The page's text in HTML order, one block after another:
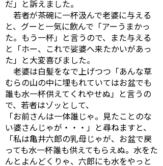
だ」と訴えました。
若者が茶碗に一杯汲んで老婆に与える
と、グーと一気に飲んで「アーうまかっ
た。もう一杯」と言うので、また与える
と「ホー、これで娑婆へ来たかいがあっ
た」と大変喜びました。
老婆は白髪をなで上げつつ「あんな草
むらの山の中に埋もれていてはお盆でも
誰も水一杯供えてくれやせぬ」と言うの
で、若者はゾッとして、
「お前さんは一体誰じゃ。見たことのな
い婆さんじゃが・・・」と尋ねますと、
「私は亀井六郎の乳母じゃが、お盆で戻
っても水一杯誰も供えてもらえぬ。水をた
んとよんどくりゃ、六郎にも水をやっと